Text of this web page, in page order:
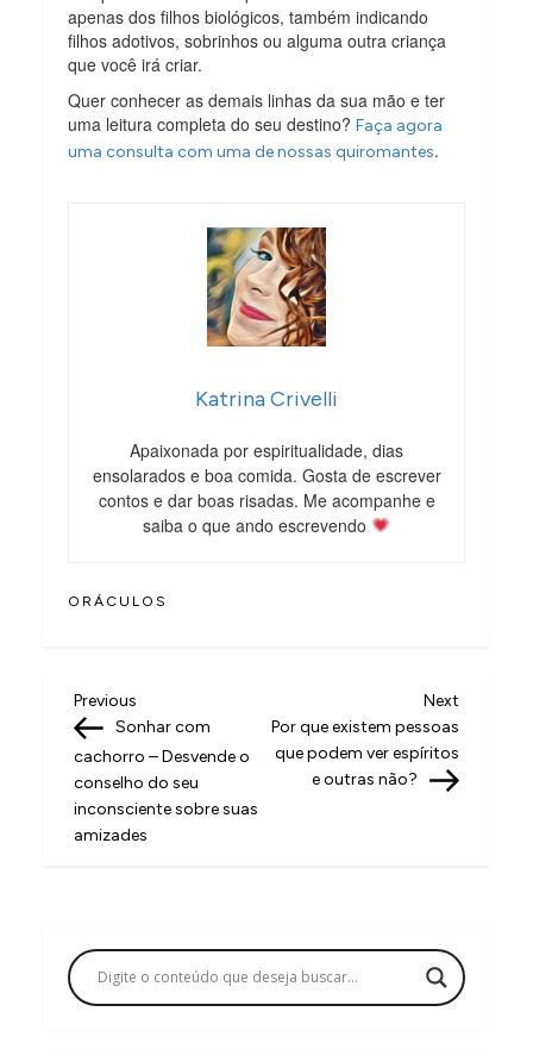
apenas dos filhos biológicos, também indicando
filhos adotivos, sobrinhos ou alguma outra criança
que você irá criar.
Quer conhecer as demais linhas da sua mão e ter
uma leitura completa do seu destino?Faça agora
uma consulta com uma de nossas quiromantes.
Katrina Crivelli
Apaixonada por espiritualidade, dias
ensolarados e boa comida. Gosta de escrever
contos e dar boas risadas. Me acompanhe e
saiba o que ando escrevendo
ORÁCULOS
N
a
v
e
ç
ã
o
Previous
Post
Previous
Sonhar com
cachorro – Desvende o
conselho do seu
inconsciente sobre suas
amizades
Next
Post
Next
Por que existem pessoas
que podem ver espíritos
e outras não?